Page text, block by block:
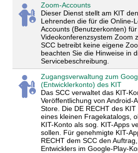
Zoom-Accounts
Dieser Dienst stellt am KIT
Lehrenden die für die Online-
Accounts (Benutzerkonten)
Videokonferenzsystem Zoom
SCC betreibt keine eigene
beachten Sie die Hinweise in
Servicebeschreibung.
Zugangsverwaltung zum
(Entwicklerkonto) des KIT
Das SCC verwaltet das KIT-
Veröffentlichung von Android-
Store. Die DE RECHT des
eines kleinen Fragekatalogs,
KIT-Konto als sog. KIT-Apps
sollen. Für genehmigte KIT-
RECHT dem SCC den
Entwicklers im Google-Play-